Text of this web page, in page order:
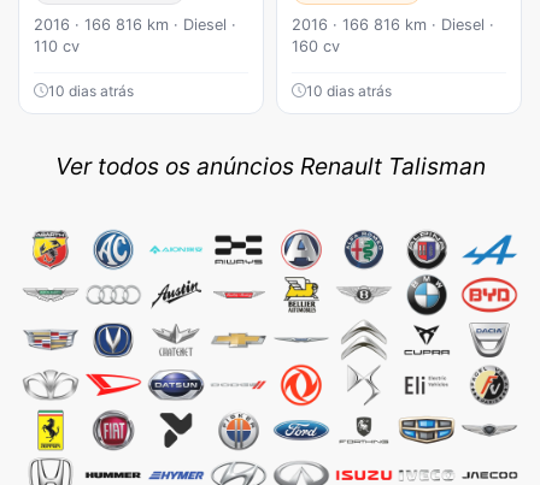
2016 · 166 816 km · Diesel ·
110 cv
10 dias atrás
2016 · 166 816 km · Diesel ·
160 cv
10 dias atrás
Ver todos os anúncios Renault Talisman